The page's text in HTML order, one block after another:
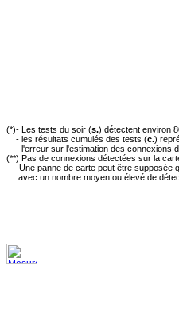
(*)- Les tests du soir (s.) détectent environ
- les résultats cumulés des tests (c.)
- l'erreur sur l'estimation des connexions
(**) Pas de connexions détectées sur la
- Une panne de carte peut être supposée
avec un nombre moyen ou élevé de